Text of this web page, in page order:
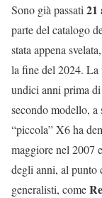
Sono già passati 21
parte del catalogo
stata appena
la fine del 2024. La
undici anni prima
secondo modello,
“piccola” X6 ha
maggiore nel 2007
degli anni, al punto
generalisti, come